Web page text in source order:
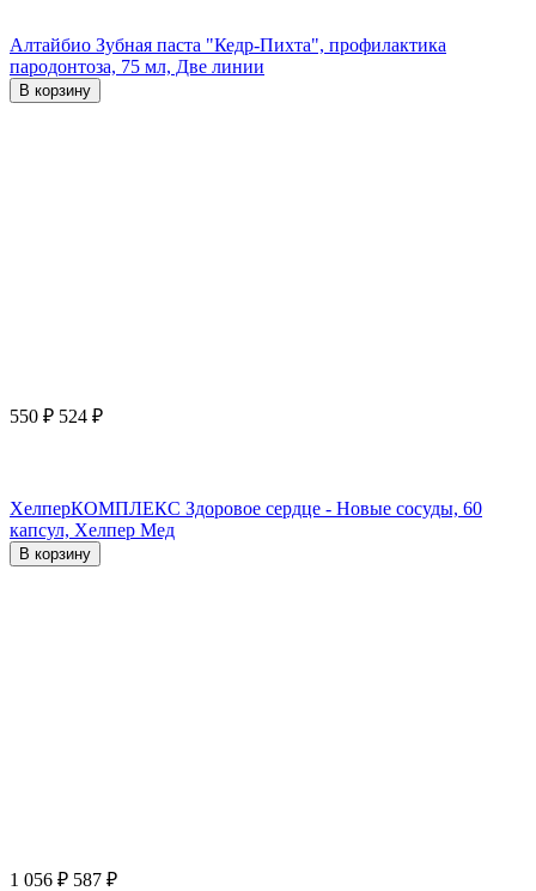
Алтайбио Зубная паста "Кедр-Пихта", профилактика
пародонтоза, 75 мл, Две линии
В корзину
550 ₽ 524 ₽
ХелперКОМПЛЕКС Здоровое сердце - Новые сосуды, 60
капсул, Хелпер Мед
В корзину
1 056 ₽ 587 ₽